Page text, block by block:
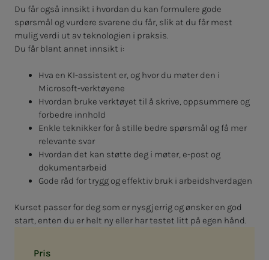
Pris
Du får også innsikt i hvordan du kan formulere gode
spørsmål og vurdere svarene du får, slik at du får mest
mulig verdi ut av teknologien i praksis.
Du får blant annet innsikt i:
Hva en KI-assistent er, og hvor du møter den i
Microsoft-verktøyene
Hvordan bruke verktøyet til å skrive, oppsummere og
forbedre innhold
Enkle teknikker for å stille bedre spørsmål og få mer
relevante svar
Hvordan det kan støtte deg i møter, e-post og
dokumentarbeid
Gode råd for trygg og effektiv bruk i arbeidshverdagen
Kurset passer for deg som er nysgjerrig og ønsker en god
start, enten du er helt ny eller har testet litt på egen hånd.